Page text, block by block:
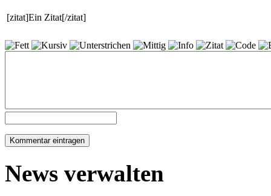
[zitat]Ein Zitat[/zitat]
News verwalten